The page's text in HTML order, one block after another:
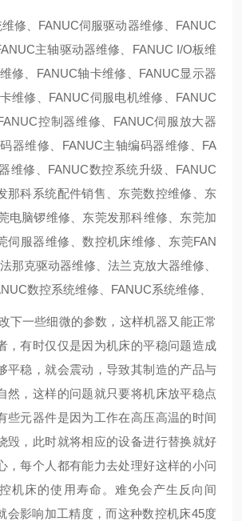
修、FANUC伺服驱动器维修、FANUC
主轴驱动器维修、FANUC I/O板维
修、FANUC轴卡维修、FANUC显示器
维修、FANUC伺服电机维修、FANUC
控制器维修、FANUC伺服放大器
器维修、FANUC主轴编码器维修、FA
维修、FANUC数控系统升级、FANUC
那科系统配件销售、东莞数控维修、东
电脑锣维修、东莞发那科维修、东莞加
伺服器维修、数控机床维修、东莞FAN
那克驱动器维修、法兰克放大器维修、
数控系统维修、FANUC系统维修、
下一些细微的参数，这样机器又能正常
，有时仅仅是因为机床的平稳问题造成
平稳，就会震动，导致其制造的产品与
然，这样的问题就只要将机床放平稳点
些元器件是因为工作在高压高温的时间
毁，此时就将相应的设备进行替换就好
，每个人都有能力去处理好这样的小问
机床的使用寿命。难免会产生反向间
会影响加工精度，而这种数控机床45度